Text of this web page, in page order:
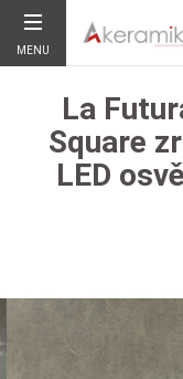
MENU
La
Square
LED